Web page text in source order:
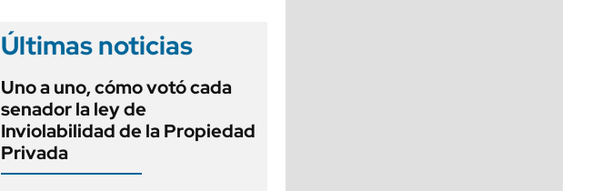
Últimas noticias
Uno a uno, cómo votó cada
senador la ley de
Inviolabilidad de la Propiedad
Privada